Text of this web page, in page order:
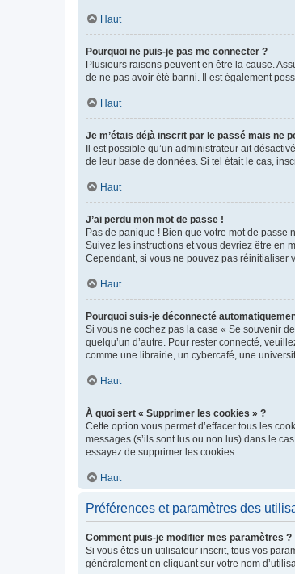
Haut
Pourquoi ne puis-je pas me connecter ?
Plusieurs raisons peuvent en être la cause.
de ne pas avoir été banni. Il est également
Haut
Je m’étais déjà inscrit par le passé mais ne
Il est possible qu’un administrateur ait
de leur base de données. Si tel était le cas,
Haut
J’ai perdu mon mot de passe !
Pas de panique ! Bien que votre mot de passe
Suivez les instructions et vous devriez être en
Cependant, si vous ne pouvez pas réinitialiser
Haut
Pourquoi suis-je déconnecté
Si vous ne cochez pas la case « Se souvenir
quelqu’un d’autre. Pour rester connecté,
comme une librairie, un cybercafé, une
Haut
À quoi sert « Supprimer les cookies » ?
Cette option vous permet d’effacer tous les
messages (s’ils sont lus ou non lus) dans le
essayez de supprimer les cookies.
Haut
Préférences et paramètres des
Comment puis-je modifier mes paramètres ?
Si vous êtes un utilisateur inscrit, tous vos
généralement en cliquant sur votre nom